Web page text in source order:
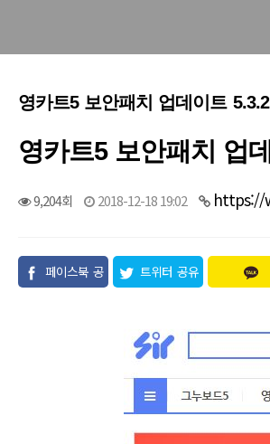
영카트5 보안패치 업데이트
영카트5 보안패치 업
9,204회 2018-12-18 19:02 https://
페이스북 공
트위터 공유